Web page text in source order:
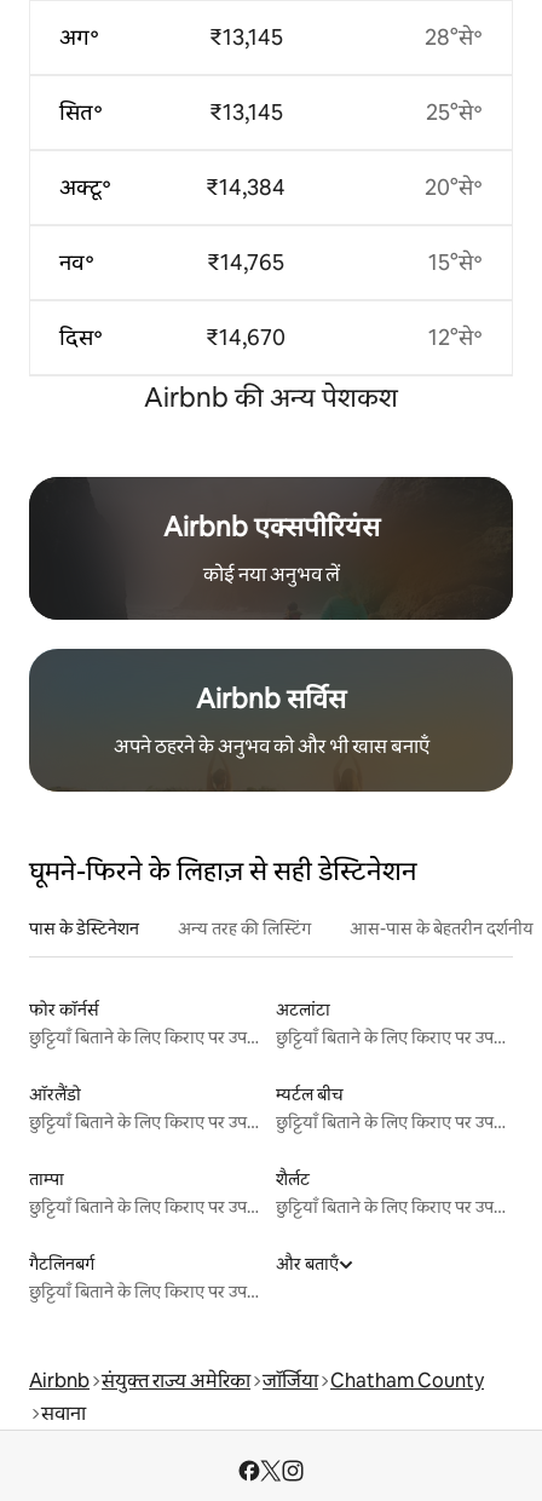
अग॰
सित॰
अक्टू॰
नव॰
दिस॰
₹13,145
₹13,145
₹14,384
₹14,765
₹14,670
28°से॰
25°से॰
20°से॰
15°से॰
12°से॰
Airbnb की अन्य पेशकश
Airbnb एक्सपीरियंस
कोई नया अनुभव लें
Airbnb सर्विस
अपने ठहरने के अनुभव को और भी खास बनाएँ
घूमने-फिरने के लिहाज़ से सही डेस्टिनेशन
पास के डेस्टिनेशन अन्य तरह की लिस्टिंग आस-पास के बेहतरीन दर्शनीय
फोर कॉर्नर्स
छुट्टियाँ बिताने के लिए किराए पर उपलब्ध जगहें
अटलांटा
छुट्टियाँ बिताने के लिए किराए पर उपलब्ध जगहें
ऑरलैंडो
छुट्टियाँ बिताने के लिए किराए पर उपलब्ध जगहें
म्यर्टल बीच
छुट्टियाँ बिताने के लिए किराए पर उपलब्ध जगहें
ताम्पा
छुट्टियाँ बिताने के लिए किराए पर उपलब्ध जगहें
शैर्लट
छुट्टियाँ बिताने के लिए किराए पर उपलब्ध जगहें
गैटलिनबर्ग
छुट्टियाँ बिताने के लिए किराए पर उपलब्ध जगहें
और बताएँ
Airbnb संयुक्त राज्य अमेरिका जॉर्जिया Chatham County
सवाना